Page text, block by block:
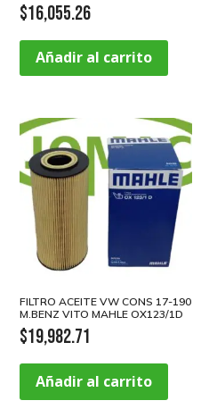
$16,055.26
Añadir al carrito
FILTRO ACEITE VW CONS 17-190
M.BENZ VITO MAHLE OX123/1D
$19,982.71
Añadir al carrito